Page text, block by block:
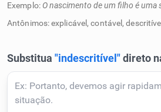
Detector de IA
Humanizador de IA
Exemplo: O nascimento de um filho é uma
Antônimos: explicável, contável, descritível